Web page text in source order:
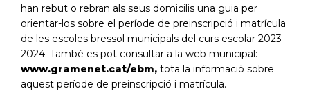
han rebut o rebran als seus domicilis una guia per
orientar-los sobre el període de preinscripció i matrícula
de les escoles bressol municipals del curs escolar 2023-
2024. També es pot consultar a la web municipal:
www.gramenet.cat/ebm, tota la informació sobre
aquest període de preinscripció i matrícula.